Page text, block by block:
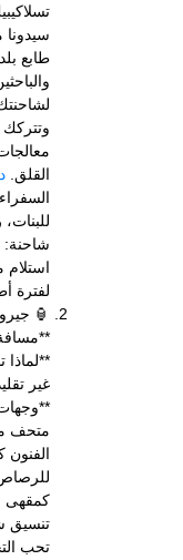
طابع
القلق.
استلام
لفترة
🏮
غير
متحف
الفنون
كمقهى
تنسيق
تحب